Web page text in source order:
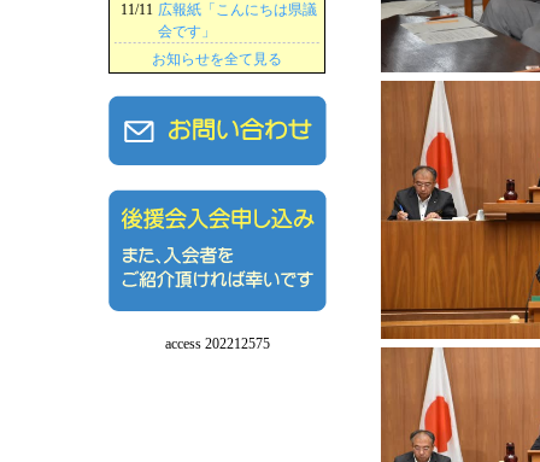
11/11 広報紙「こんにちは県議
会です」
お知らせを全て見る
access 202212575